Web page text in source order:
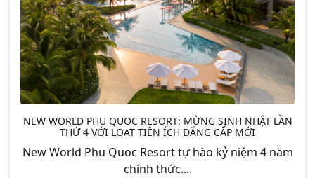
NEW WORLD PHU QUOC RESORT: MỪNG SINH NHẬT LẦN
THỨ 4 VỚI LOẠT TIỆN ÍCH ĐẲNG CẤP MỚI
New World Phu Quoc Resort tự hào kỷ niệm 4 năm
chính thức....